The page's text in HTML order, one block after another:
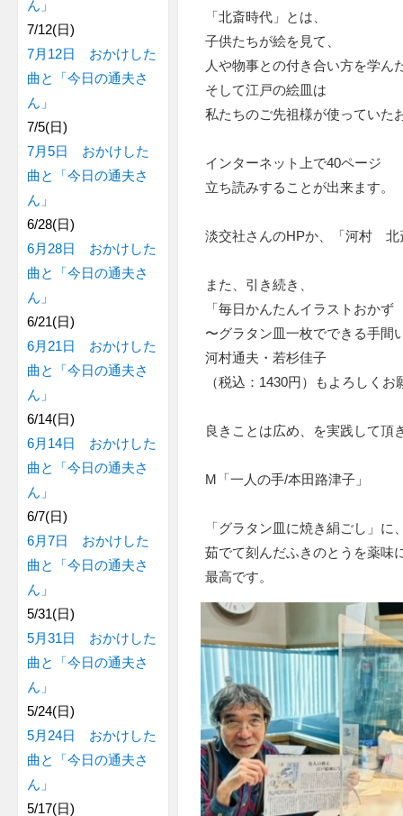
「北斎時代」とは、
子供たちが絵を見て、
人や物事との付き合い方を学ん
そして江戸の絵皿は
私たちのご先祖様が使っていた
インターネット上で40ページ
立ち読みすることが出来ます。
淡交社さんのHPか、「河村 北
また、引き続き、
「毎日かんたんイラストおかず
〜グラタン皿一枚でできる手間
河村通夫・若杉佳子
（税込：1430円）もよろしくお
良きことは広め、を実践して頂
M「一人の手/本田路津子」
「グラタン皿に焼き絹ごし」に
茹でて刻んだふきのとうを薬味
最高です。
ん」
7/12(日)
7月12日 おかけした
曲と「今日の通夫さ
ん」
7/5(日)
7月5日 おかけした
曲と「今日の通夫さ
ん」
6/28(日)
6月28日 おかけした
曲と「今日の通夫さ
ん」
6/21(日)
6月21日 おかけした
曲と「今日の通夫さ
ん」
6/14(日)
6月14日 おかけした
曲と「今日の通夫さ
ん」
6/7(日)
6月7日 おかけした
曲と「今日の通夫さ
ん」
5/31(日)
5月31日 おかけした
曲と「今日の通夫さ
ん」
5/24(日)
5月24日 おかけした
曲と「今日の通夫さ
ん」
5/17(日)